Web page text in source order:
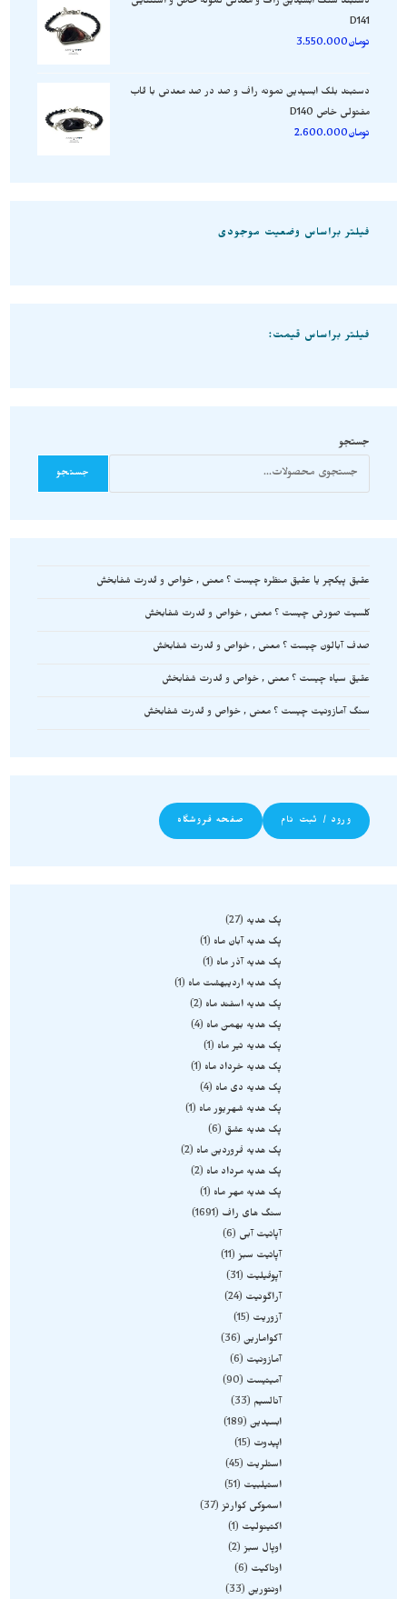
دستبند سنگ ابسیدین راف و معدنی نمونه خاص و استثنایی
D141
تومان3.550.000
دستبند بلک ابسیدین نمونه راف و صد در صد معدنی با قاب
مفتولی خاص D140
تومان2.600.000
فیلتر براساس وضعیت موجودی
فیلتر براساس قیمت:
جستجو
جستجو
عقیق پیکچر یا عقیق منظره چیست ؟ معنی , خواص و قدرت شفابخش
کلسیت صورتی چیست ؟ معنی , خواص و قدرت شفابخش
صدف آبالون چیست ؟ معنی , خواص و قدرت شفابخش
عقیق سیاه چیست ؟ معنی , خواص و قدرت شفابخش
سنگ آمازونیت چیست ؟ معنی , خواص و قدرت شفابخش
ورود / ثبت نام صفحه فروشگاه
پک هدیه
27
پک هدیه آبان ماه
1
پک هدیه آذر ماه
1
پک هدیه اردیبهشت ماه
1
پک هدیه اسفند ماه
2
پک هدیه بهمن ماه
4
پک هدیه تیر ماه
1
پک هدیه خرداد ماه
1
پک هدیه دی ماه
4
پک هدیه شهریور ماه
1
پک هدیه عشق
6
پک هدیه فروردین ماه
2
پک هدیه مرداد ماه
2
پک هدیه مهر ماه
1
سنگ های راف
1691
آپاتیت آبی
6
آپاتیت سبز 11
آپوفیلیت
31
آراگونیت
24
آزوریت
15
آکوامارین 36
آمازونیت
6
آمیتیست
90
آنالسیم
33
ابسیدین 189
اپیدوت
15
استلریت
45
استیلبیت
51
اسموکی کوارتز 37
اکتینولیت
1
اوپال سبز 2
اوناکیت
6
اونتورین 33